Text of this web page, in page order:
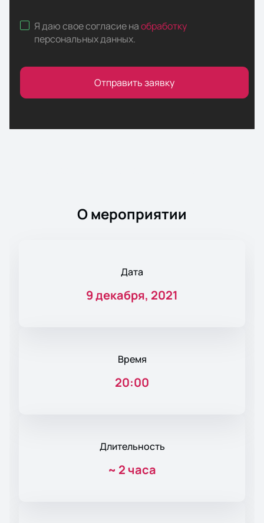
Я даю свое согласие наобработку
персональных данных.
Отправить заявку
О мероприятии
Дата
9 декабря, 2021
Время
20:00
Длительность
~ 2 часа